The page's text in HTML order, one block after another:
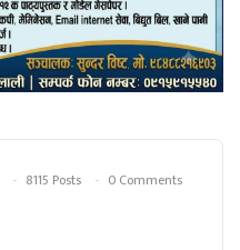
8115 Posts 0 Comments